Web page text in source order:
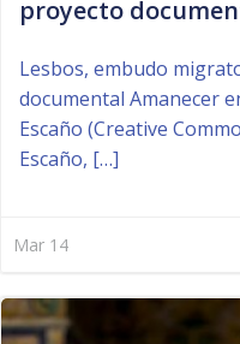
proyecto
Lesbos, embudo
documental Amanecer
Escaño (Creative
Escaño, […]
Mar 14